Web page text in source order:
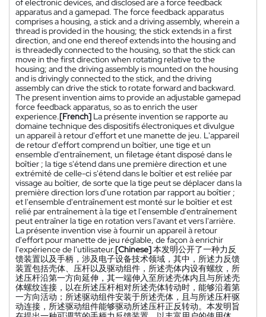
apparatus and a gamepad. The force feedback apparatus
comprises a housing, a stick and a driving assembly, wherein a
thread is provided in the housing; the stick extends in a first
direction, and one end thereof extends into the housing and
is threadedly connected to the housing, so that the stick can
move in the first direction when rotating relative to the
housing; and the driving assembly is mounted on the housing
and is drivingly connected to the stick, and the driving
assembly can drive the stick to rotate forward and backward.
The present invention aims to provide an adjustable gamepad
force feedback apparatus, so as to enrich the user
experience.[French] La présente invention se rapporte au
domaine technique des dispositifs électroniques et divulgue
un appareil à retour d'effort et une manette de jeu. L'appareil
de retour d'effort comprend un boîtier, une tige et un
ensemble d'entraînement, un filetage étant disposé dans le
boîtier ; la tige s'étend dans une première direction et une
extrémité de celle-ci s'étend dans le boîtier et est reliée par
vissage au boîtier, de sorte que la tige peut se déplacer dans la
première direction lors d'une rotation par rapport au boîtier ;
et l'ensemble d'entraînement est monté sur le boîtier et est
relié par entraînement à la tige et l'ensemble d'entraînement
peut entraîner la tige en rotation vers l'avant et vers l'arrière.
La présente invention vise à fournir un appareil à retour
d'effort pour manette de jeu réglable, de façon à enrichir
l'expérience de l'utilisateur.[Chinese]本发明公开了一种力反
馈装置以及手柄，涉及电子设备技术领域，其中，所述力反馈
装置包括壳体、压杆以及驱动组件，所述壳体内设有螺纹，所
述压杆沿第一方向延伸，其一端伸入至所述壳体内且与所述壳
体螺纹连接，以在所述压杆相对所述壳体转动时，能够沿着第
一方向活动；所述驱动组件安装于所述壳体，且与所述压杆驱
动连接，所述驱动组件能够驱动所述压杆正反转动。本发明旨